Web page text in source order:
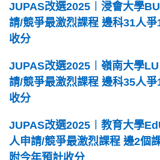
JUPAS改選2025︱浸會大學
請/競爭最激烈課程 邊科31人
收分
JUPAS改選2025︱嶺南大學
請/競爭最激烈課程 邊科35人
收分
JUPAS改選2025︱教育大學
人申請/競爭最激烈課程 邊2個